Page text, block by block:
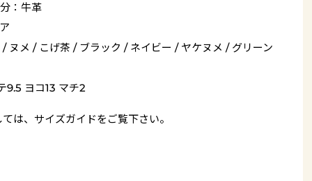
：牛革
/ ヌメ / こげ茶 / ブラック / ネイビー / ヤケヌメ / グリーン
9.5 ヨコ13 マチ2
は、 サイズガイドをご覧下さい。